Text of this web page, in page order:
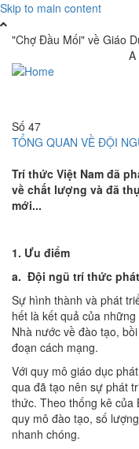
Skip to main content
"Chợ Đầu Mối" về Giáo
A
Số 47
TỔNG QUAN VỀ ĐỘI
Trí thức Việt Nam đã
về chất lượng và đã
mới...
1. Ưu điểm
a. Đội ngũ trí thức
Sự hình thành và phát
hết là kết quả của
Nhà nước về đào tạo,
đoạn cách mạng.
Với quy mô giáo dục
qua đã tạo nên sự phát
thức. Theo thống kê của
quy mô đào tạo, số
nhanh chóng.